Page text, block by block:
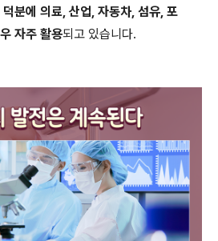
분에 의료, 산업, 자동차, 섬유, 포
자주 활용되고 있습니다.